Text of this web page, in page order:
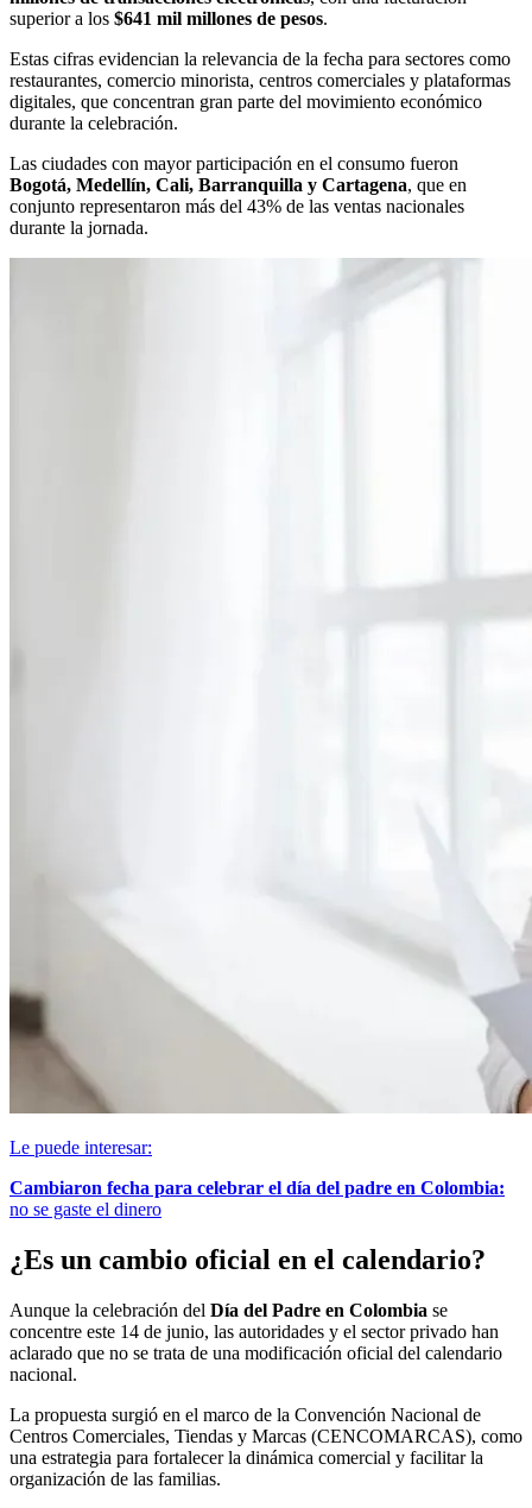
superior a los $641 mil millones de pesos.
Estas cifras evidencian la relevancia de la fecha para sectores como
restaurantes, comercio minorista, centros comerciales y plataformas
digitales, que concentran gran parte del movimiento económico
durante la celebración.
Las ciudades con mayor participación en el consumo fueron
Bogotá, Medellín, Cali, Barranquilla y Cartagena, que en
conjunto representaron más del 43% de las ventas nacionales
durante la jornada.
Le puede interesar:
Cambiaron fecha para celebrar el día del padre en Colombia:
no se gaste el dinero
¿Es un cambio oficial en el calendario?
Aunque la celebración del Día del Padre en Colombia se
concentre este 14 de junio, las autoridades y el sector privado han
aclarado que no se trata de una modificación oficial del calendario
nacional.
La propuesta surgió en el marco de la Convención Nacional de
Centros Comerciales, Tiendas y Marcas (CENCOMARCAS), como
una estrategia para fortalecer la dinámica comercial y facilitar la
organización de las familias.